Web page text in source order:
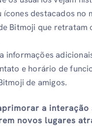
destacados no
Bitmoji que
informações
e horário de
de amigos.
a
novos lugares